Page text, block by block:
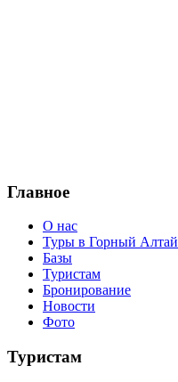
Главное
О нас
Туры в Горный Алтай
Базы
Туристам
Бронирование
Новости
Фото
Туристам